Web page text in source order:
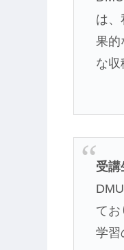
は、
果的
な収
受講
てお
学習